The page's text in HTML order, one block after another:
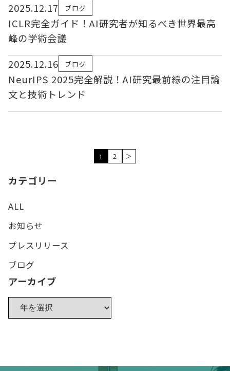
2025.12.17
ブログ
ICLR完全ガイド！AI研究者が知るべき世界最高
峰の学術会議
2025.12.16
ブログ
NeurIPS 2025完全解説！AI研究最前線の注目論
文と技術トレンド
1 2 ＞
カテゴリー
ALL
お知らせ
プレスリリース
ブログ
アーカイブ